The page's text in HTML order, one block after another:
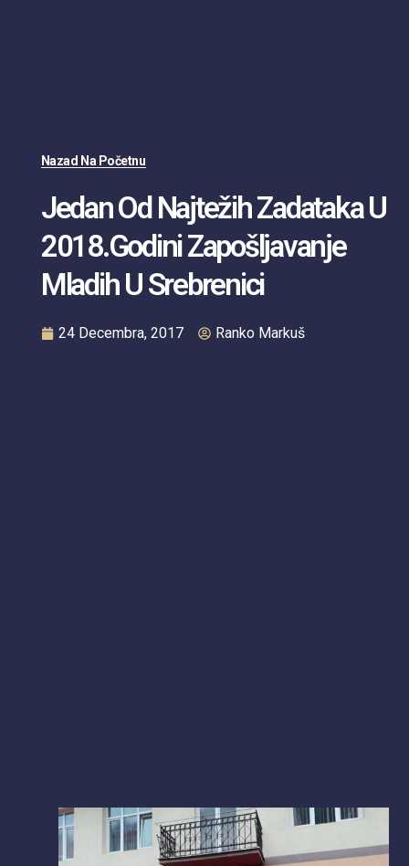
Nazad Na Početnu
Jedan Od Najtežih Zadataka U
2018.godini Zapošljavanje
Mladih U Srebrenici
24 Decembra, 2017 Ranko Markuš